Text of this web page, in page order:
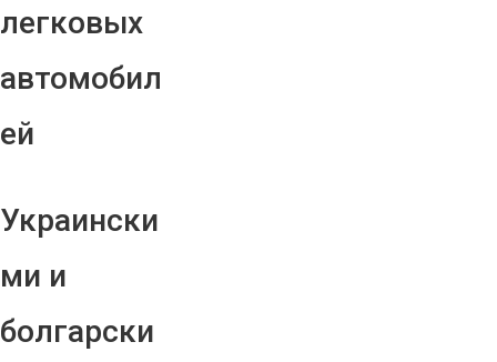
легковых
автомобил
ей
Украински
ми и
болгарски